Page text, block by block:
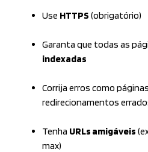
Use HTTPS (obrigatório)
Garanta que todas as
indexadas
Corrija erros como
redirecionamentos
Tenha URLs amigáveis
max)